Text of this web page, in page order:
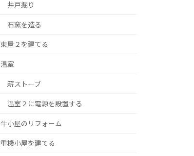
井戸掘り
石窯を造る
東屋２を建てる
温室
薪ストーブ
温室２に電源を設置する
牛小屋のリフォーム
重機小屋を建てる